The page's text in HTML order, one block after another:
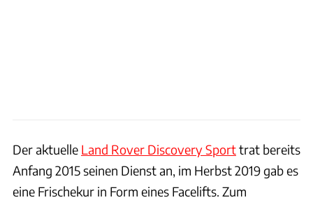
Der aktuelle Land Rover Discovery Sporttrat bereits
Anfang 2015 seinen Dienst an, im Herbst 2019 gab es
eine Frischekur in Form eines Facelifts. Zum